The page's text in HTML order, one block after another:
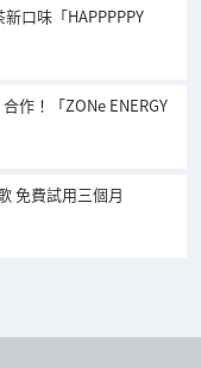
口味「HAPPPPPY
作！「ZONe ENERGY
免費試用三個月